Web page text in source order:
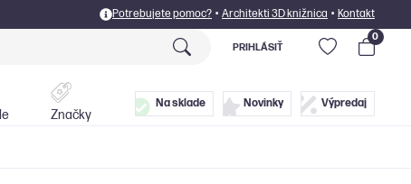
Potrebujete pomoc? • Architekti 3D knižnica • Kontakt
Doplnky Postele
PRIHLÁSIŤ
0
Značky
Na sklade Novinky Výpredaj